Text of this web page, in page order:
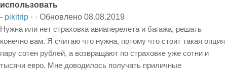
использовать
- pikitrip · · Обновлено 08.08.2019
Нужна или нет страховка авиаперелета и багажа, решать
конечно вам. Я считаю что нужна, потому что стоит такая опция
пару сотен рублей, а возвращают по страховке уже сотни и
тысячи евро. Мне доводилось получать приличные